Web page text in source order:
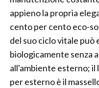
appieno la propria
cento per cento eco-
del suo ciclo vitale può
biologicamente senza
all'ambiente esterno;
per esterno è il